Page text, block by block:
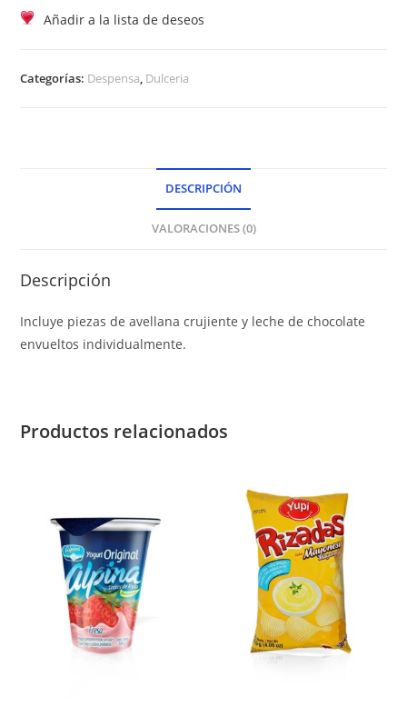
Tripack
cantidad
Añadir a la lista de deseos
Categorías: Despensa Dulceria
DESCRIPCIÓN
VALORACIONES (0)
Descripción
Incluye piezas de avellana crujiente y leche de chocolate
envueltos individualmente.
Productos relacionados